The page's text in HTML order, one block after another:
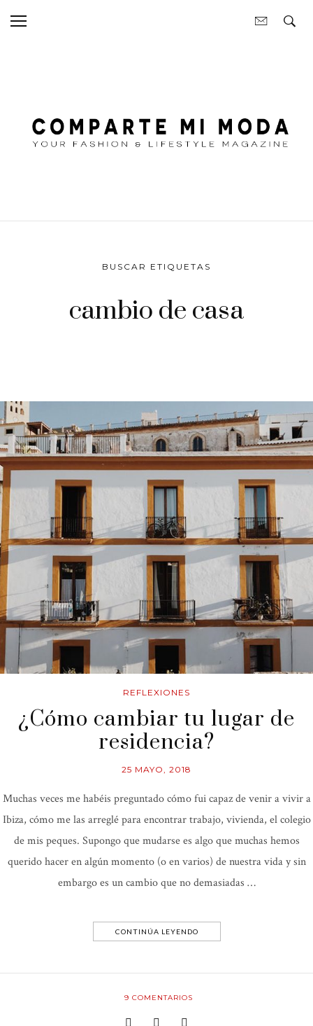
BUSCAR ETIQUETAS
cambio de casa
REFLEXIONES
¿Cómo cambiar tu lugar de
residencia?
25 MAYO, 2018
Muchas veces me habéis preguntado cómo fui capaz de venir a vivir a
Ibiza, cómo me las arreglé para encontrar trabajo, vivienda, el colegio
de mis peques. Supongo que mudarse es algo que muchas hemos
querido hacer en algún momento (o en varios) de nuestra vida y sin
embargo es un cambio que no demasiadas …
CONTINÚA LEYENDO
9 COMENTARIOS